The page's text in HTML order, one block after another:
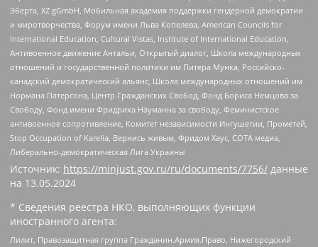
Эберта, XZ gGmbH, Мобильная академия поддержки гендерной демократии
и миротворчества, Форум имени Льва Копелева, American Councils for
International Education, Cultural Vistas, Institute of International Education,
Антивоенное движение Антальи, Открытый диалог, Школа международных
отношений и государственной политики им Питера Мунка, Российско-
канадский демократический альянс, Школа международных отношений им
Нормана Патерсона, Центр Гражданских Свобод, Фонд Бориса Немцова за
Свободу, Фонд имени Фридриха Науманна за свободу, Феминистское
антивоенное сопротивление, Комитет независимости Ингушетии, Прометей,
Stop Occupation of Karelia, Вернись живым, Фридом Хаус, СОТА медиа,
Либерально-демократическая Лига Украины
Источник: https://minjust.gov.ru/ru/documents/7756/ данные
на 13.05.2024
* Сведения реестра НКО, выполняющих функции
иностранного агента:
Лилит, Правозащитная группа Гражданин.Армия.Право, Нижегородский